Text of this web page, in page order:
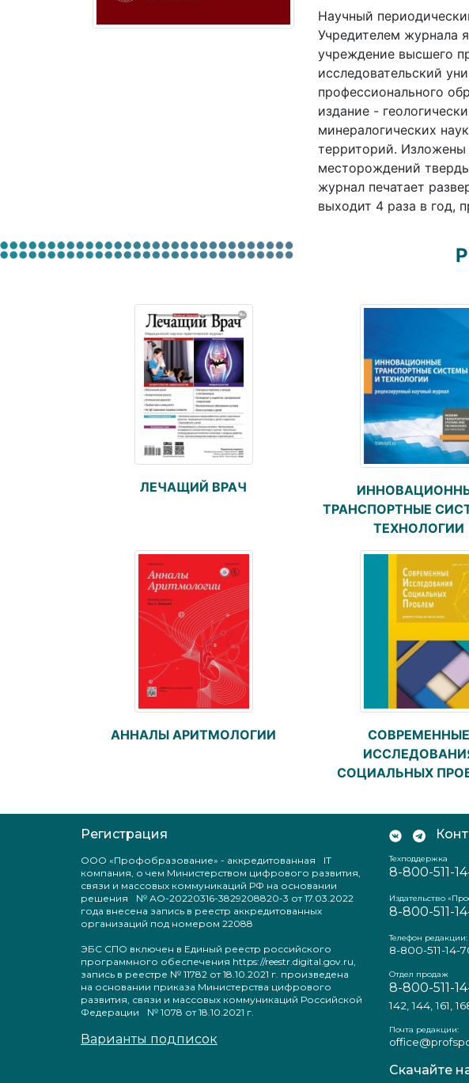
Научный
Учредителем журнала
учреждение высшего
исследовательский
профессионального
издание -
минералогических
территорий. Изложены
месторождений
журнал печатает
выходит 4 раза в год,
ЛЕЧАЩИЙ ВРАЧ
ТРАНСПОРТНЫЕ
ТЕХНОЛОГИИ
АННАЛЫ АРИТМОЛОГИИ
СОВРЕМЕННЫЕ
СОЦИАЛЬНЫХ
Регистрация
ООО «Профобразование» - аккредитованная IT
компания, о чем Министерством цифрового развития,
связи и массовых коммуникаций РФ на основании
решения № АО-20220316-3829208820-3 от 17.03.2022
года внесена запись в реестр аккредитованных
организаций под номером 22088
ЭБС СПО включен в Единый реестр российского
программного обеспечения https://reestr.digital.gov.ru,
запись в реестре № 11782 от 18.10.2021 г. произведена
на основании приказа Министерства цифрового
развития, связи и массовых коммуникаций Российской
Федерации № 1078 от 18.10.2021 г.
Варианты подписок
Техподдержка
8-800-511-
Издательство
8-800-511-
Телефон редакции:
8-800-511-14-
Отдел продаж
8-800-511-
142, 144, 161,
Почта редакции:
Скачайте